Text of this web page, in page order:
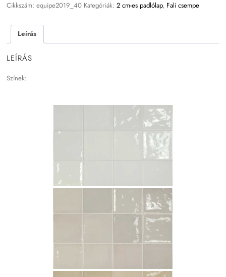
Cikkszám:equipe2019_40 Kategóriák:2 cm-es padlólap, Fali csempe
Leírás
LEÍRÁS
Színek: